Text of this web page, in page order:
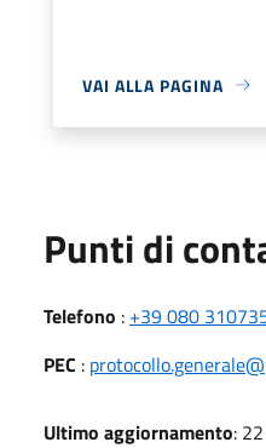
VAI ALLA PAGINA
Punti di
Telefono : +39 080
PEC :
Ultimo aggiornamento: